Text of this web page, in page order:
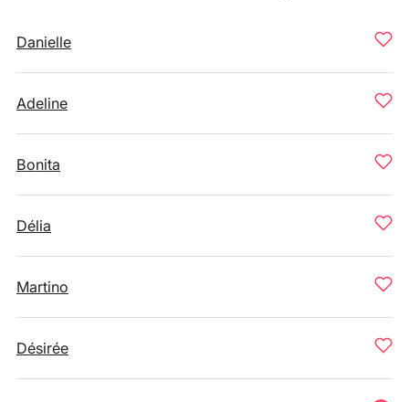
Danielle
Adeline
Bonita
Délia
Martino
Désirée